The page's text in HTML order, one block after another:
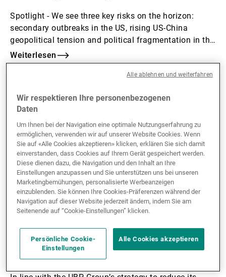
Spotlight - We see three key risks on the horizon:
secondary outbreaks in the US, rising US-China
geopolitical tension and political fragmentation in the
Euro area
Weiterlesen
CORPORATE 15.05.2020
UBP Monaco becomes energy
transition player in the
Principality
Wir respektieren Ihre personenbezogenen
Daten
Um Ihnen bei der Navigation eine optimale Nutzungserfahrung zu
ermöglichen, verwenden wir auf unserer Website Cookies. Wenn
Sie auf «Alle Cookies akzeptieren» klicken, erklären Sie sich damit
einverstanden, dass Cookies auf Ihrem Gerät gespeichert werden.
Diese dienen dazu, die Navigation und den Inhalt an Ihre
Einstellungen anzupassen und Sie unterstützen uns bei unseren
Marketingbemühungen, personalisierte Werbeanzeigen
einzublenden. Sie können Ihre Cookies-Präferenzen während der
Navigation auf dieser Website jederzeit ändern, indem Sie am
Seitenende auf “Cookie-Einstellungen” klicken.
Persönliche Cookie-
Einstellungen
Alle Cookies akzeptieren
Alle ablehnen und weiterfahren